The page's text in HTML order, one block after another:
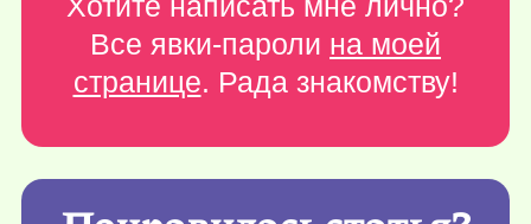
Все явки-пароли на моей
странице. Рада знакомству!